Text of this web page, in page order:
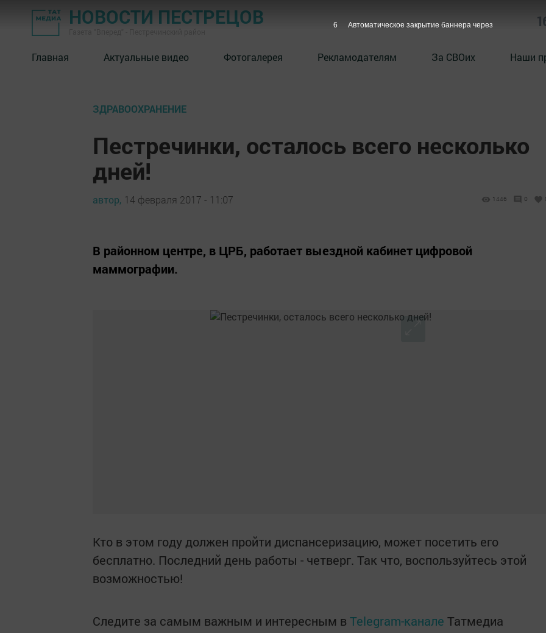
НОВОСТИ ПЕСТРЕЦОВ
Главная Актуальные видео Фотогалерея Рекламодателям За СВОих Наши
ЗДРАВООХРАНЕНИЕ
Пестречинки, осталось всего несколько
дней!
автор, 14 февраля 2017 - 11:07 1446 0
В районном центре, в ЦРБ, работает выездной кабинет цифровой
маммографии.
Кто в этом году должен пройти диспансеризацию, может посетить его
бесплатно. Последний день работы - четверг. Так что, воспользуйтесь этой
возможностью!
Следите за самым важным и интересным в Telegram-канале Татмедиа
5 Автоматическое закрытие баннера через